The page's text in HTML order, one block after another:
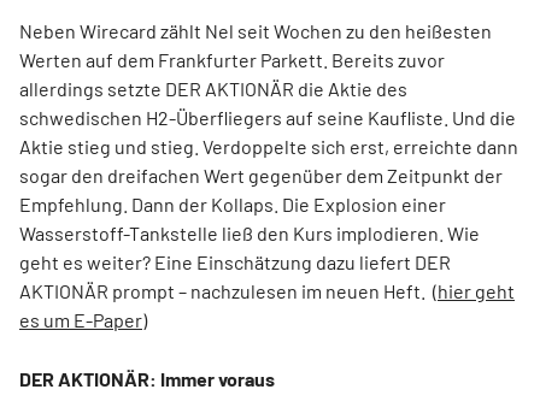
Neben Wirecard zählt Nel seit Wochen zu den heißesten
Werten auf dem Frankfurter Parkett. Bereits zuvor
allerdings setzte DER AKTIONÄR die Aktie des
schwedischen H2-Überfliegers auf seine Kaufliste. Und die
Aktie stieg und stieg. Verdoppelte sich erst, erreichte dann
sogar den dreifachen Wert gegenüber dem Zeitpunkt der
Empfehlung. Dann der Kollaps. Die Explosion einer
Wasserstoff-Tankstelle ließ den Kurs implodieren. Wie
geht es weiter? Eine Einschätzung dazu liefert DER
AKTIONÄR prompt – nachzulesen im neuen Heft. (hier geht
es um E-Paper)
DER AKTIONÄR: Immer voraus